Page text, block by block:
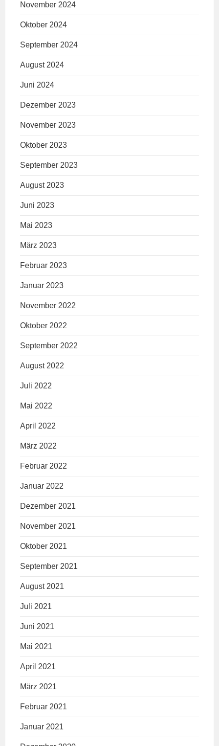
November 2024
Oktober 2024
September 2024
August 2024
Juni 2024
Dezember 2023
November 2023
Oktober 2023
September 2023
August 2023
Juni 2023
Mai 2023
März 2023
Februar 2023
Januar 2023
November 2022
Oktober 2022
September 2022
August 2022
Juli 2022
Mai 2022
April 2022
März 2022
Februar 2022
Januar 2022
Dezember 2021
November 2021
Oktober 2021
September 2021
August 2021
Juli 2021
Juni 2021
Mai 2021
April 2021
März 2021
Februar 2021
Januar 2021